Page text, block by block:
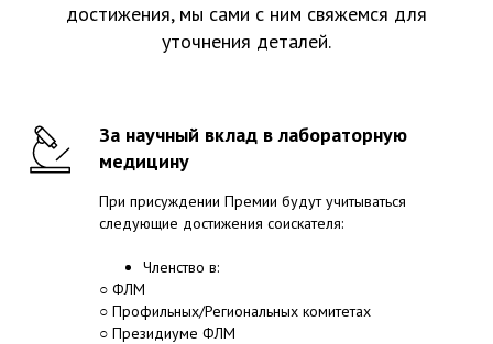
достижения, мы сами с ним свяжемся для
уточнения деталей.
За научный вклад в лабораторную
медицину
При присуждении Премии будут учитываться
следующие достижения соискателя:
Членство в:
○ ФЛМ
○ Профильных/Региональных комитетах
○ Президиуме ФЛМ